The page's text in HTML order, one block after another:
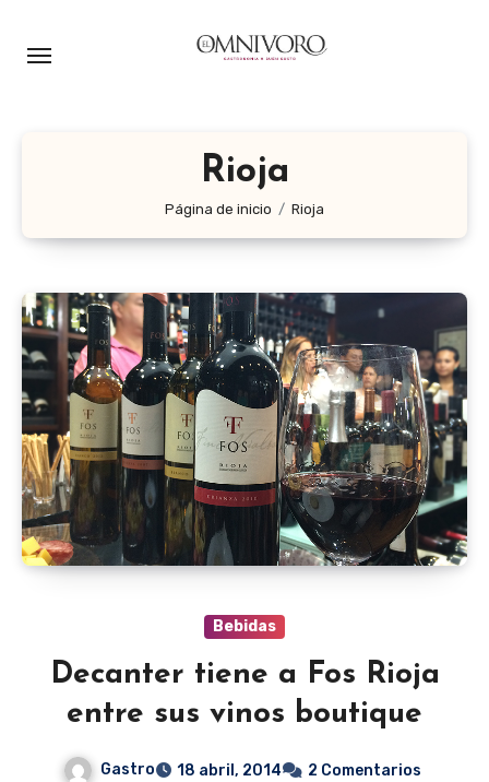
Rioja
Página de inicio Rioja
Bebidas
Decanter tiene a Fos Rioja
entre sus vinos boutique
Gastro 18 abril, 2014 2 Comentarios